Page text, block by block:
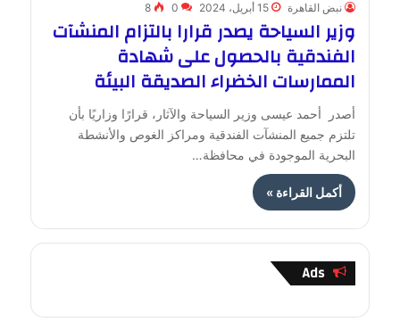
نبض القاهرة 15 أبريل، 2024 0
8
وزير السياحة يصدر قرارا بالتزام المنشآت
الفندقية بالحصول على شهادة
الممارسات الخضراء الصديقة البيئة
أصدر أحمد عيسى وزير السياحة والآثار، قرارًا وزاريًا بأن
تلتزم جميع المنشآت الفندقية ومراكز الغوص والأنشطة
البحرية الموجودة في محافظة…
أكمل القراءة »
Ads